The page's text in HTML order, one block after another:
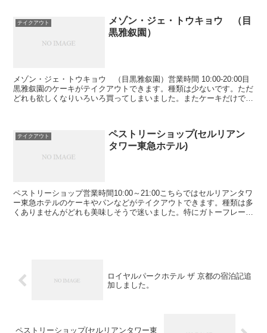
テイクアウト
メゾン・ジェ・トウキョウ （目
黒雅叙園）
メゾン・ジェ・トウキョウ （目黒雅叙園）営業時間 10:00-20:00目
黒雅叙園のケーキがテイクアウトできます。種類は少ないです。ただ
どれも欲しくなりいろいろ買ってしまいました。またケーキだけでな
テイクアウト
ペストリーショップ(セルリアン
タワー東急ホテル)
ペストリーショップ営業時間10:00～21:00こちらではセルリアンタワ
ー東急ホテルのケーキやパンなどがテイクアウトできます。種類は多
くありませんがどれも美味しそうで迷いました。特にガトーフレーズ
ロイヤルパークホテル ザ 京都の宿泊記追
加しました。
ペストリーショップ(セルリアンタワー東